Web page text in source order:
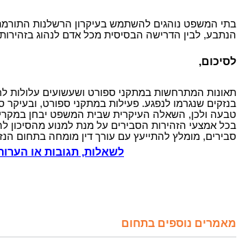
בתי המשפט נוהגים להשתמש בעיקרון הרשלנות
הנתבע, לבין הדרישה הבסיסית מכל אדם לנהוג
לסיכום,
תאונות המתרחשות במתקני ספורט ושעשועים עלולות
בנזקים שנגרמו לנפגע. פעילות במתקני ספורט,
טבעה ולכן, השאלה העיקרית שבית המשפט יבחן
בכל אמצעי הזהירות הסבירים על מנת למנוע
סבירים, מומלץ להתייעץ עם עורך דין מומחה בתחום
לשאלות, תגובות או
מאמרים נוספים בתחום